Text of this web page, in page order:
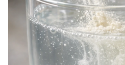
una dieta equilibrada y un estilo de
quelados pueden mejorar la utilización
general.